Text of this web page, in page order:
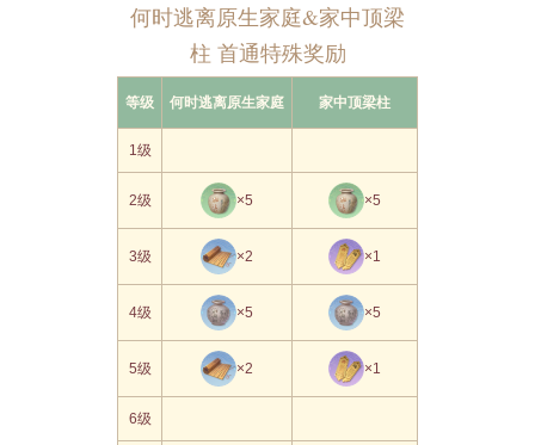
何时逃离原生家庭&家中顶梁
柱 首通特殊奖励
等级 何时逃离原生家庭 家中顶梁柱
1级
2级 ×5 ×5
3级 ×2 ×1
4级 ×5 ×5
5级 ×2 ×1
6级